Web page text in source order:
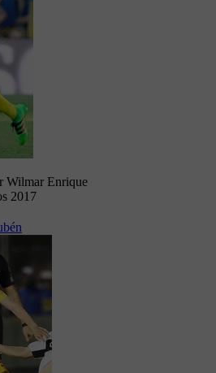
Wilmar Enrique
2017